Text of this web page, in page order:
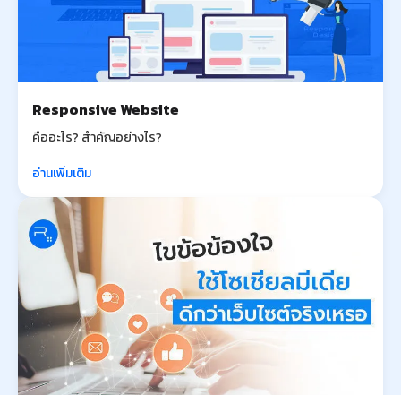
Responsive Website
คืออะไร? สำคัญอย่างไร?
อ่านเพิ่มเติม